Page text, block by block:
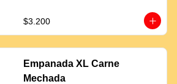
$3.200
Empanada XL Carne
Mechada